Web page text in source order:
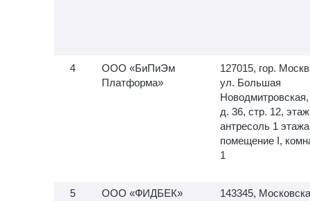
ООО «БиПиЭм
Платформа»
127015, гор.
ул. Большая
Новодмитровская,
д. 36, стр. 12, этаж
антресоль 1
помещение I,
1
ООО «ФИДБЕК»
143345,